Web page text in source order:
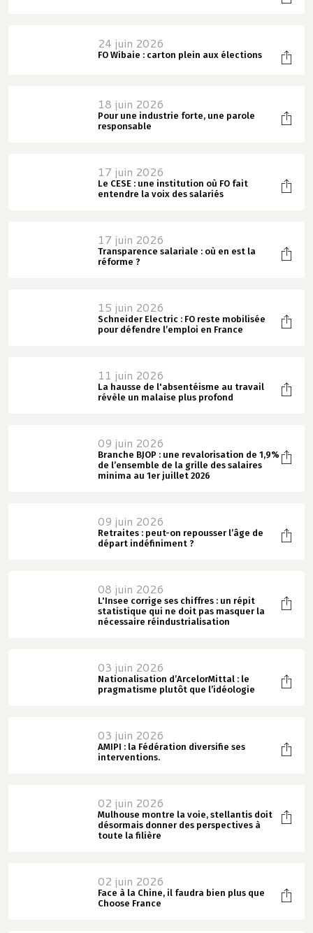
24 juin 2026
FO Wibaie : carton plein aux élections
18 juin 2026
Pour une industrie forte, une parole
responsable
17 juin 2026
Le CESE : une institution où FO fait
entendre la voix des salariés
17 juin 2026
Transparence salariale : où en est la
réforme ?
15 juin 2026
Schneider Electric : FO reste mobilisée
pour défendre l’emploi en France
11 juin 2026
La hausse de l'absentéisme au travail
révèle un malaise plus profond
09 juin 2026
Branche BJOP : une revalorisation de 1,9%
de l’ensemble de la grille des salaires
minima au 1er juillet 2026
09 juin 2026
Retraites : peut-on repousser l’âge de
départ indéfiniment ?
08 juin 2026
L'Insee corrige ses chiffres : un répit
statistique qui ne doit pas masquer la
nécessaire réindustrialisation
03 juin 2026
Nationalisation d’ArcelorMittal : le
pragmatisme plutôt que l’idéologie
03 juin 2026
AMIPI : la Fédération diversifie ses
interventions.
02 juin 2026
Mulhouse montre la voie, stellantis doit
désormais donner des perspectives à
toute la filière
02 juin 2026
Face à la Chine, il faudra bien plus que
Choose France